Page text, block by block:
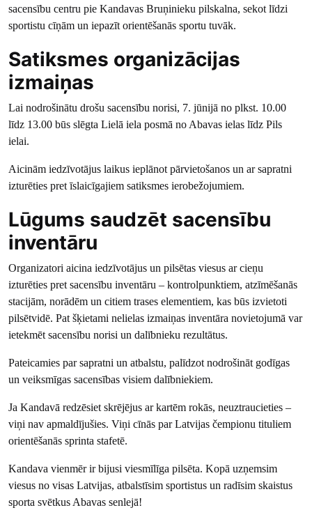
sacensību centru pie Kandavas Bruņinieku pilskalna, sekot līdzi
sportistu cīņām un iepazīt orientēšanās sportu tuvāk.
Satiksmes organizācijas
izmaiņas
Lai nodrošinātu drošu sacensību norisi, 7. jūnijā no plkst. 10.00
līdz 13.00 būs slēgta Lielā iela posmā no Abavas ielas līdz Pils
ielai.
Aicinām iedzīvotājus laikus ieplānot pārvietošanos un ar sapratni
izturēties pret īslaicīgajiem satiksmes ierobežojumiem.
Lūgums saudzēt sacensību
inventāru
Organizatori aicina iedzīvotājus un pilsētas viesus ar cieņu
izturēties pret sacensību inventāru – kontrolpunktiem, atzīmēšanās
stacijām, norādēm un citiem trases elementiem, kas būs izvietoti
pilsētvidē. Pat šķietami nelielas izmaiņas inventāra novietojumā var
ietekmēt sacensību norisi un dalībnieku rezultātus.
Pateicamies par sapratni un atbalstu, palīdzot nodrošināt godīgas
un veiksmīgas sacensības visiem dalībniekiem.
Ja Kandavā redzēsiet skrējējus ar kartēm rokās, neuztraucieties –
viņi nav apmaldījušies. Viņi cīnās par Latvijas čempionu tituliem
orientēšanās sprinta stafetē.
Kandava vienmēr ir bijusi viesmīlīga pilsēta. Kopā uzņemsim
viesus no visas Latvijas, atbalstīsim sportistus un radīsim skaistus
sporta svētkus Abavas senlejā!